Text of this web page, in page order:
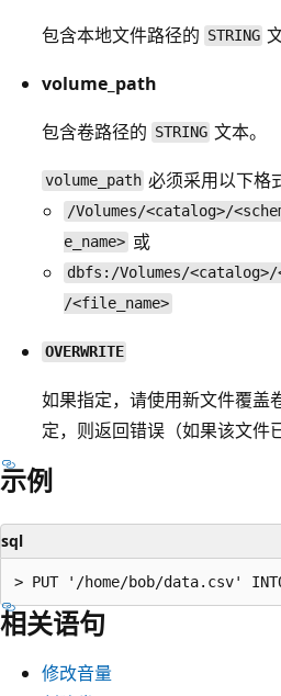
包含本地文件路径的 STRING
volume_path
包含卷路径的 STRING 文本。
volume_path 必须采用以下格
/Volumes/<catalog>/
e_name> 或
dbfs:/Volumes/<catalog>/
/<file_name>
OVERWRITE
如果指定，请使用新文件覆盖
定，则返回错误（如果该文件
示例
sql
相关语句
修改音量